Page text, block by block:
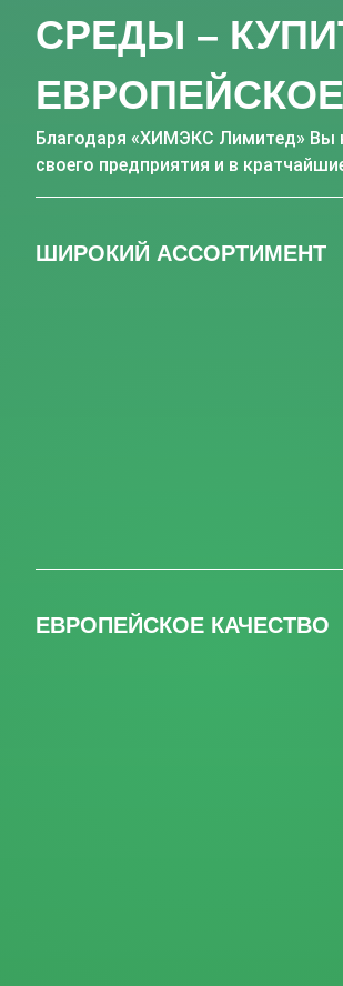
СРЕДЫ –
Благодаря «ХИМЭКС Лимитед» Вы
своего предприятия и в
ШИРОКИЙ АССОРТИМЕНТ
ЕВРОПЕЙСКОЕ КАЧЕСТВО